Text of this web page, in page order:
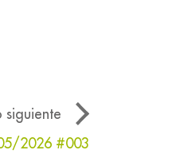
siguiente
2026 #003